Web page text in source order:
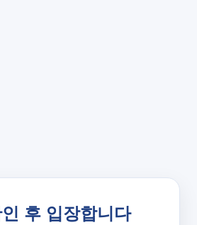
후 입장합니다